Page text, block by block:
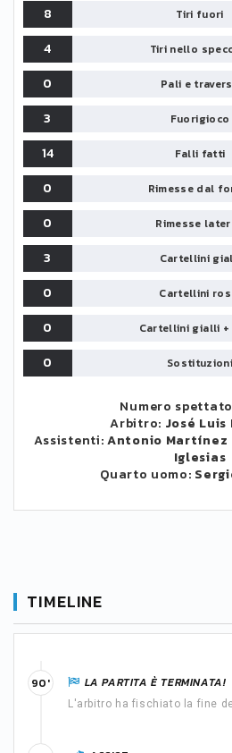
8 Tiri fuori
4
Tiri nello
0
Pali e
3
Fuorigioco
14
Falli fatti
0
Rimesse dal
0
Rimesse
3
Cartellini
0
Cartellini
0
Cartellini gialli
0
Sostituzioni
Numero
Arbitro: José Luis
Assistenti:Antonio Martínez
Iglesias
Quarto uomo:
TIMELINE
LA PARTITA È TERMINATA!
L'arbitro ha fischiato la fine
90'